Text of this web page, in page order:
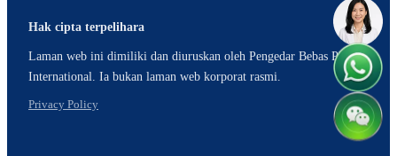
Hak cipta terpelihara
Laman web ini dimiliki dan diuruskan oleh Pengedar Bebas PM-
International. Ia bukan laman web korporat rasmi.
Privacy Policy